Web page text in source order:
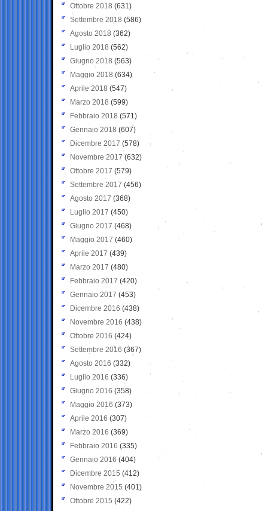
Ottobre 2018 (631)
Settembre 2018 (586)
Agosto 2018 (362)
Luglio 2018 (562)
Giugno 2018 (563)
Maggio 2018 (634)
Aprile 2018 (547)
Marzo 2018 (599)
Febbraio 2018 (571)
Gennaio 2018 (607)
Dicembre 2017 (578)
Novembre 2017 (632)
Ottobre 2017 (579)
Settembre 2017 (456)
Agosto 2017 (368)
Luglio 2017 (450)
Giugno 2017 (468)
Maggio 2017 (460)
Aprile 2017 (439)
Marzo 2017 (480)
Febbraio 2017 (420)
Gennaio 2017 (453)
Dicembre 2016 (438)
Novembre 2016 (438)
Ottobre 2016 (424)
Settembre 2016 (367)
Agosto 2016 (332)
Luglio 2016 (336)
Giugno 2016 (358)
Maggio 2016 (373)
Aprile 2016 (307)
Marzo 2016 (369)
Febbraio 2016 (335)
Gennaio 2016 (404)
Dicembre 2015 (412)
Novembre 2015 (401)
Ottobre 2015 (422)